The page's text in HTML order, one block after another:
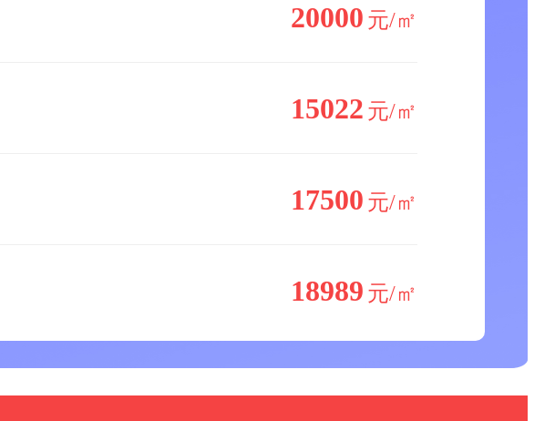
20000 元/㎡
15022 元/㎡
17500 元/㎡
18989 元/㎡